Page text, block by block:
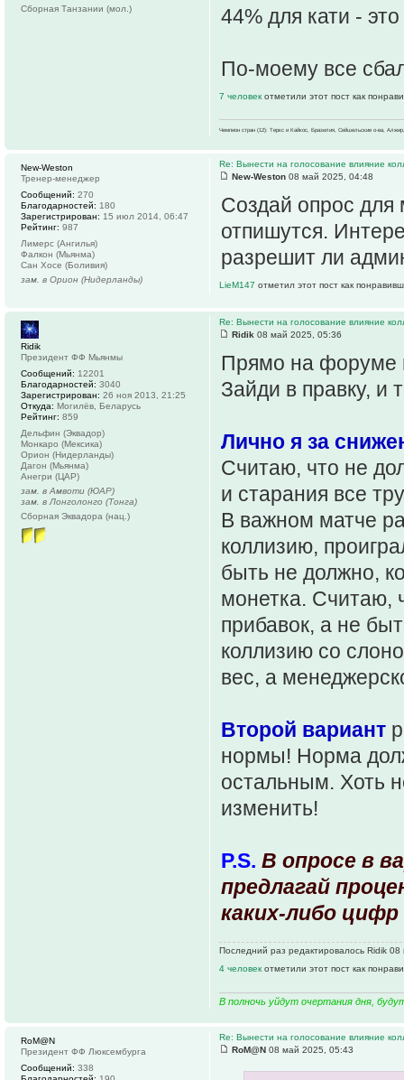
44% для кати -
По-моему все
7 человек отметили этот пост как
Чемпион стран (12): Теркс и Кайкос, Бразилия, Сейшельские о-ва,
Сборная Танзании (мол.)
Re: Вынести на голосование влияние
New-Weston 08 май 2025, 04:48
Создай опрос
отпишутся.
разрешит ли
LieM147 отметил этот пост как
New-Weston
Тренер-менеджер
Сообщений: 270
Благодарностей: 180
Зарегистрирован: 15 июл 2014, 06:47
Рейтинг: 987
Лимерс (Ангилья)
Фалкон (Мьянма)
Сан Хосе (Боливия)
зам. в Орион (Нидерланды)
Re: Вынести на голосование влияние
Ridik 08 май 2025, 05:36
Прямо на форуме
Зайди в правку, и
Лично я за
Считаю, что не
и старания все
В важном матче
коллизию,
быть не должно,
монетка. Считаю,
прибавок, а не
коллизию со
вес, а
Второй вариант
нормы! Норма
остальным. Хоть
изменить!
P.S. В опросе в
предлагай
каких-либо цифр
Последний раз редактировалось Ridik
4 человек отметили этот пост как
В полночь уйдут очертания дня,
Ridik
Президент ФФ Мьянмы
Сообщений: 12201
Благодарностей: 3040
Зарегистрирован: 26 ноя 2013, 21:25
Откуда: Могилёв, Беларусь
Рейтинг: 859
Дельфин (Эквадор)
Монкаро (Мексика)
Орион (Нидерланды)
Дагон (Мьянма)
Анегри (ЦАР)
зам. в Амвоти (ЮАР)
зам. в Лонголонго (Тонга)
Сборная Эквадора (нац.)
Re: Вынести на голосование влияние
RoM@N 08 май 2025, 05:43
RoM@N
Президент ФФ Люксембурга
Сообщений: 338